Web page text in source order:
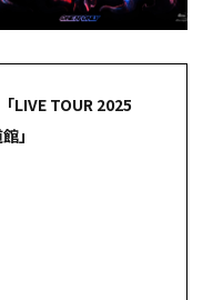
LIVE TOUR 2025
」